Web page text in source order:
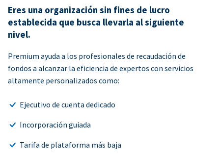
Eres una organización sin fines de lucro
establecida que busca llevarla al siguiente
nivel.
Premium ayuda a los profesionales de recaudación de
fondos a alcanzar la eficiencia de expertos con servicios
altamente personalizados como:
Ejecutivo de cuenta dedicado
Incorporación guiada
Tarifa de plataforma más baja